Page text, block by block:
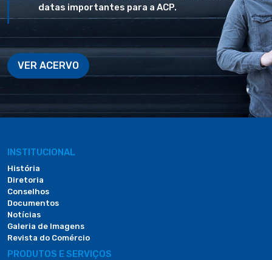
datas importantes para a ACP.
VER ACERVO
INSTITUCIONAL
História
Diretoria
Conselhos
Documentos
Notícias
Galeria de Imagens
Revista do Comércio
PRODUTOS E SERVIÇOS